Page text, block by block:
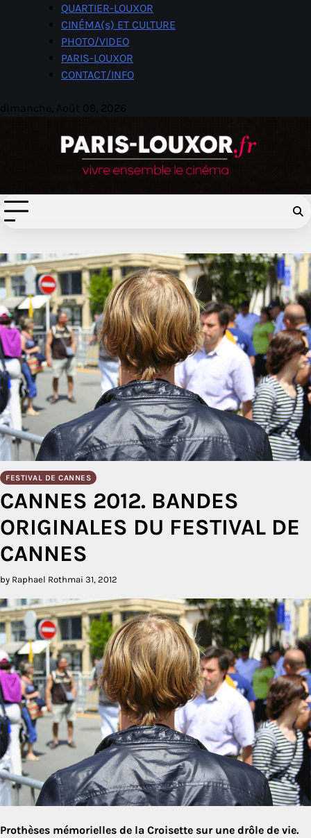
QUARTIER-LOUXOR
CINÉMA(s) ET CULTURE
PHOTO/VIDEO
PARIS-LOUXOR
CONTACT/INFO
dimanche, Août 09, 2026
FESTIVAL DE CANNES
CANNES 2012. BANDES
ORIGINALES DU FESTIVAL DE
CANNES
by Raphael Rothmai 31, 2012
Prothèses mémorielles de la Croisette sur une drôle de vie.